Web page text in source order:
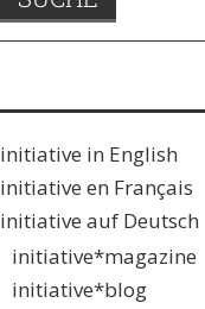
initiative in English
initiative en Français
initiative auf Deutsch
initiative*magazine
initiative*blog